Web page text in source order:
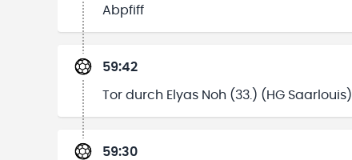
Abpfiff
59:42
Tor durch Elyas Noh (33.) (HG Saarlouis)
59:30